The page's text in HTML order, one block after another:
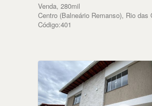
Venda, 280mil
Centro (Balneário Remanso), Rio das
Código:401